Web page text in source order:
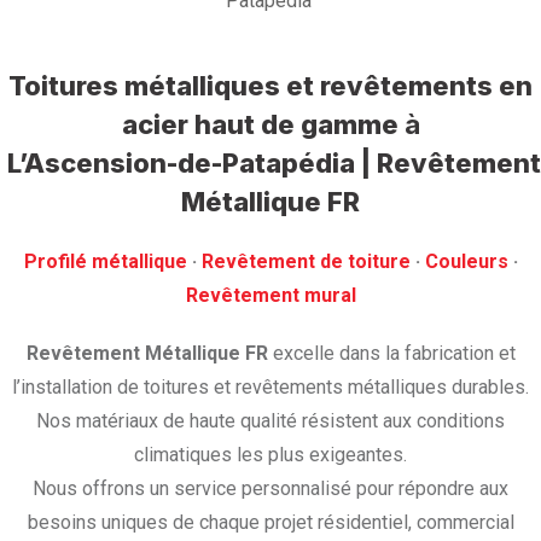
Toitures métalliques et revêtements en
acier haut de gamme à
L’Ascension-de-Patapédia | Revêtement
Métallique FR
Profilé métallique · ‎ Revêtement de toiture · ‎ Couleurs ·
‎Revêtement mural
Revêtement Métallique FRexcelle dans la fabrication et
l’installation de toitures et revêtements métalliques durables.
Nos matériaux de haute qualité résistent aux conditions
climatiques les plus exigeantes.
Nous offrons un service personnalisé pour répondre aux
besoins uniques de chaque projet résidentiel, commercial